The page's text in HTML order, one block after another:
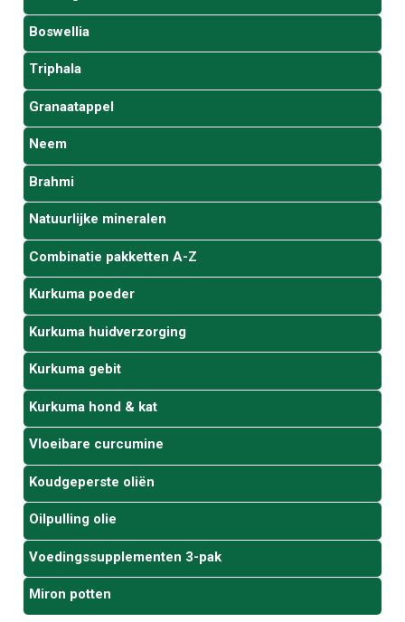
Boswellia
Triphala
Granaatappel
Neem
Brahmi
Natuurlijke mineralen
Combinatie pakketten A-Z
Kurkuma poeder
Kurkuma huidverzorging
Kurkuma gebit
Kurkuma hond & kat
Vloeibare curcumine
Koudgeperste oliën
Oilpulling olie
Voedingssupplementen 3-pak
Miron potten